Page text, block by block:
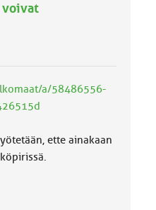
a/58486556-
ette ainakaan